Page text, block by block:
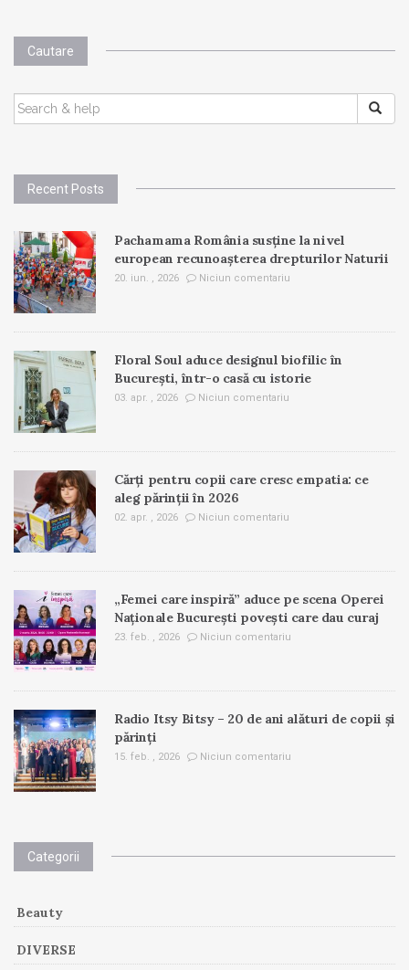
Cautare
SEARCH
FOR:
Recent Posts
Pachamama România susține la nivel
european recunoașterea drepturilor Naturii
20. iun. , 2026 Niciun comentariu
Floral Soul aduce designul biofilic în
București, într-o casă cu istorie
03. apr. , 2026 Niciun comentariu
Cărți pentru copii care cresc empatia: ce
aleg părinții în 2026
02. apr. , 2026 Niciun comentariu
„Femei care inspiră” aduce pe scena Operei
Naționale București povești care dau curaj
23. feb. , 2026 Niciun comentariu
Radio Itsy Bitsy – 20 de ani alături de copii și
părinți
15. feb. , 2026 Niciun comentariu
Categorii
Beauty
DIVERSE